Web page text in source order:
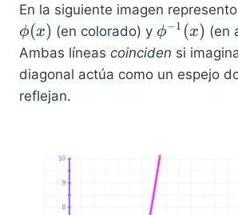
En la siguiente imagen
ϕ(x) (en colorado) y \
p
h
1
}
ϕ−1 (x) (en
Ambas líneas coinciden si
diagonal actúa como un espejo
reflejan.